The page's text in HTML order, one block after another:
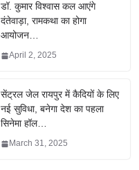
डॉ. कुमार विश्वास कल आएंगे
दंतेवाड़ा, रामकथा का होगा
आयोजन…
April 2, 2025
सेंट्रल जेल रायपुर में कैदियों के लिए
नई सुविधा, बनेगा देश का पहला
सिनेमा हॉल…
March 31, 2025